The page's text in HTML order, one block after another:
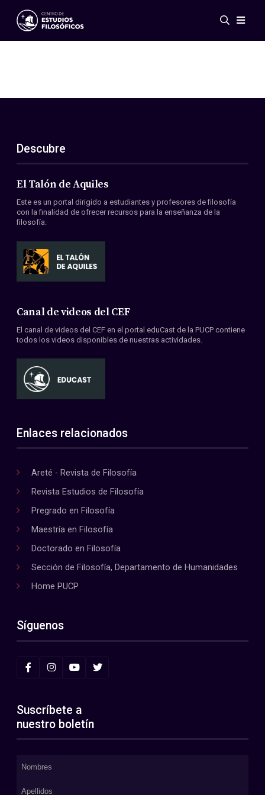
Eventos
ES
EN
Acerca de nosotros
Miembros
Convenios
Descubre
El Talón de Aquiles
Este es un portal dirigido a estudiantes y profesores de filosofía
con la finalidad de ofrecer recursos para la enseñanza de la
filosofía.
Canal de videos del CEF
El canal de videos del CEF en el portal eduCast de la PUCP contiene
todos los videos disponibles de nuestras actividades.
Enlaces relacionados
Areté - Revista de Filosofía
Revista Estudios de Filosofía
Pregrado en Filosofía
Maestría en Filosofía
Doctorado en Filosofía
Sección de Filosofía, Departamento de Humanidades
Home PUCP
Síguenos
Suscríbete a
nuestro boletín